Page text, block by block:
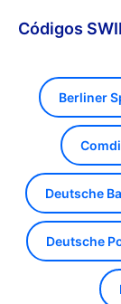
Códigos
Berliner
Deutsche
Deutsche